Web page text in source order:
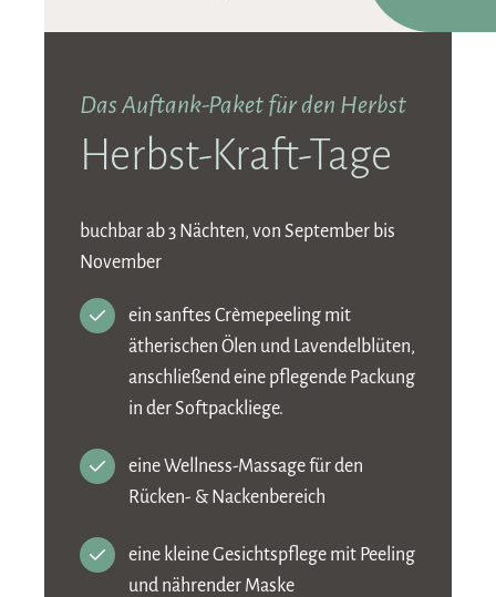
Das Auftank-Paket für den Herbst
Herbst-Kraft-Tage
buchbar ab 3 Nächten, von September bis
November
ein sanftes Crèmepeeling mit
ätherischen Ölen und Lavendelblüten,
anschließend eine pflegende Packung
in der Softpackliege.
eine Wellness-Massage für den
Rücken- & Nackenbereich
eine kleine Gesichtspflege mit Peeling
und nährender Maske